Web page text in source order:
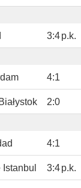
3:4p.k.
4:1
2:0
4:1
3:4p.k.